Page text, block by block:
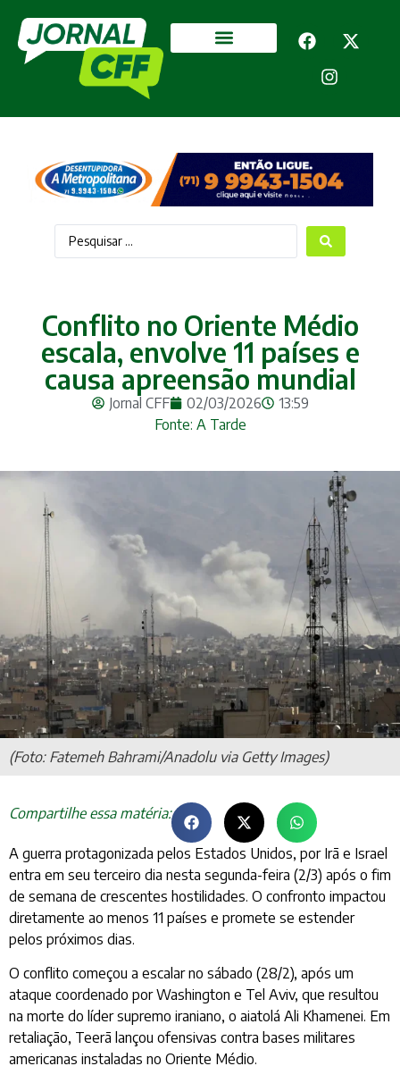
Conflito no Oriente Médio
escala, envolve 11 países e
causa apreensão mundial
Jornal CFF 02/03/2026
13:59
Fonte: A Tarde
(Foto: Fatemeh Bahrami/Anadolu via Getty Images)
Compartilhe essa matéria:
A guerra protagonizada pelos Estados Unidos, por Irã e Israel
entra em seu terceiro dia nesta segunda-feira (2/3) após o fim
de semana de crescentes hostilidades. O confronto impactou
diretamente ao menos 11 países e promete se estender
pelos próximos dias.
O conflito começou a escalar no sábado (28/2), após um
ataque coordenado por Washington e Tel Aviv, que resultou
na morte do líder supremo iraniano, o aiatolá Ali Khamenei. Em
retaliação, Teerã lançou ofensivas contra bases militares
americanas instaladas no Oriente Médio.